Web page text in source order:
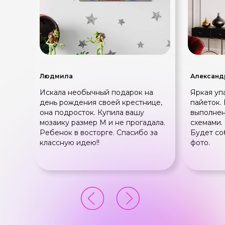
Людмила
Искала необычный подарок на
день рождения своей крестнице,
она подросток. Купила вашу
мозаику размер М и не прогадала.
Ребенок в восторге. Спасибо за
классную идею!!
Яркая
пайеток.
Будет
фото.